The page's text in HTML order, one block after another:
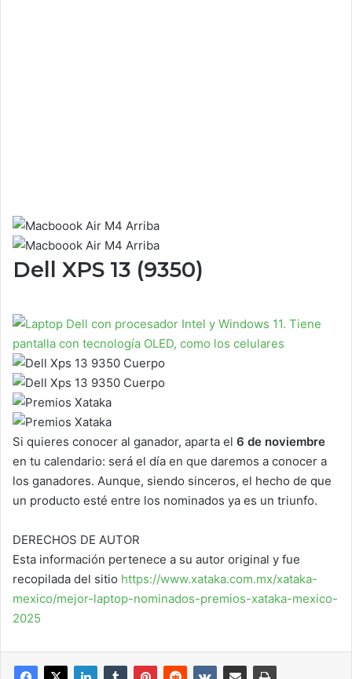
Dell XPS 13 (9350)
Si quieres conocer al ganador, aparta el 6 de noviembre
en tu calendario: será el día en que daremos a conocer a
los ganadores. Aunque, siendo sinceros, el hecho de que
un producto esté entre los nominados ya es un triunfo.
DERECHOS DE AUTOR
Esta información pertenece a su autor original y fue
recopilada del sitio https://www.xataka.com.mx/xataka-
mexico/mejor-laptop-nominados-premios-xataka-mexico-
2025